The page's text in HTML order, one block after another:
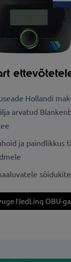
Hollandi
arvatud
ja paindlikkus
NedLinq OBU-ga